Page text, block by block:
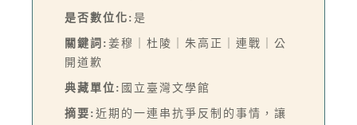
是否數位化: 是
關鍵詞: 姜穆｜杜陵｜朱高正｜連戰｜公
開道歉
典藏單位: 國立臺灣文學館
摘要: 近期的一連串抗爭反制的事情，讓